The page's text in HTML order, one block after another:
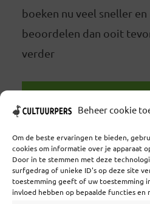
Beheer cookie
Om de beste ervaringen te bieden,
cookies om informatie over je apparaat
Door in te stemmen met deze
surfgedrag of unieke ID's op deze site
toestemming geeft of uw toestemming
invloed hebben op bepaalde functies en
boeken nu veel sneller
beoordelen dan ooit
verder
Coöperatief Cultureel
3524KS Utrecht | KvK: